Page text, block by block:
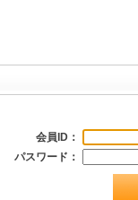
会員ID：
パスワード：